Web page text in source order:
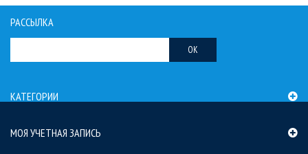
РАССЫЛКА
OK
КАТЕГОРИИ
МОЯ УЧЕТНАЯ ЗАПИСЬ